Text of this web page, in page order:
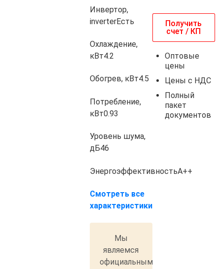
Получить
счет / КП
Оптовые
цены
Цены с НДС
Полный
пакет
документов
Инвертор,
inverterЕсть
Охлаждение,
кВт4.2
Обогрев, кВт4.5
Потребление,
кВт0.93
Уровень шума,
дБ46
ЭнергоэффективностьA++
Смотреть все
характеристики
Мы
являемся
официальным